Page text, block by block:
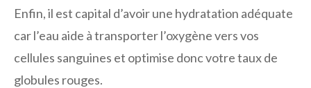
Enfin, il est capital d’avoir une hydratation adéquate
car l’eau aide à transporter l’oxygène vers vos
cellules sanguines et optimise donc votre taux de
globules rouges.